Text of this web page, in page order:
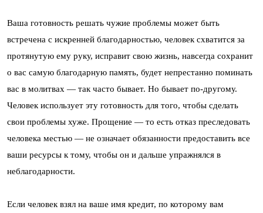
Ваша готовность решать чужие проблемы может быть
встречена с искренней благодарностью, человек схватится за
протянутую ему руку, исправит свою жизнь, навсегда сохранит
о вас самую благодарную память, будет непрестанно поминать
вас в молитвах — так часто бывает. Но бывает по-другому.
Человек использует эту готовность для того, чтобы сделать
свои проблемы хуже. Прощение — то есть отказ преследовать
человека местью — не означает обязанности предоставить все
ваши ресурсы к тому, чтобы он и дальше упражнялся в
неблагодарности.
Если человек взял на ваше имя кредит, по которому вам